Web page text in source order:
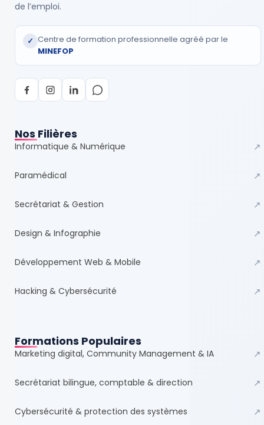
de l’emploi.
✓ Centre de formation professionnelle agréé par le
MINEFOP
Nos Filières
Informatique & Numérique ↗
Paramédical ↗
Secrétariat & Gestion ↗
Design & Infographie ↗
Développement Web & Mobile ↗
Hacking & Cybersécurité ↗
Formations Populaires
Marketing digital, Community Management & IA ↗
Secrétariat bilingue, comptable & direction ↗
Cybersécurité & protection des systèmes ↗